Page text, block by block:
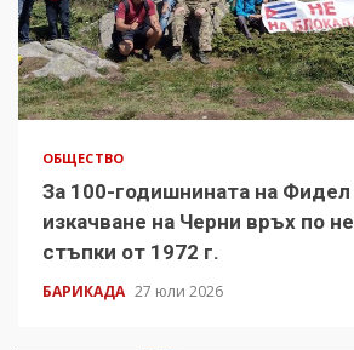
ОБЩЕСТВО
За 100-годишнината на Фидел
изкачване на Черни връх по
стъпки от 1972 г.
БАРИКАДА 27 юли 2026